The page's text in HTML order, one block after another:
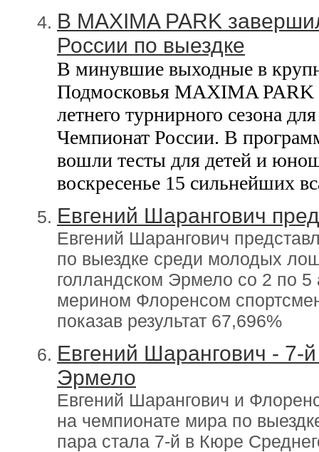
В MAXIMA PARK
России по выездке
В минувшие выходные в
Подмосковья MAXIMA PARK
летнего турнирного сезона
Чемпионат России. В
вошли тесты для детей и
воскресенье 15 сильнейших
Евгений Шарангович
Евгений Шарангович
по выездке среди молодых
голландском Эрмело со 2 по 5
мерином Флоренсом
показав результат 67,696%
Евгений Шарангович - 7-
Эрмело
Евгений Шарангович и
на чемпионате мира по
пара стала 7-й в Кюре